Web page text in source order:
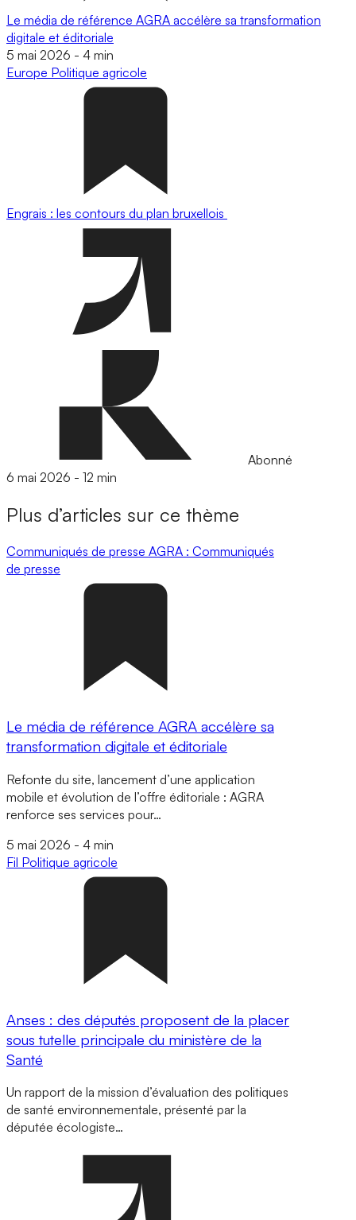
Le média de référence AGRA accélère sa transformation
digitale et éditoriale
5 mai 2026 - 4 min
Europe Politique agricole
Engrais : les contours du plan bruxellois
Abonné
6 mai 2026 - 12 min
Plus d’articles sur ce thème
Communiqués de presse AGRA : Communiqués
de presse
Le média de référence AGRA accélère sa
transformation digitale et éditoriale
Refonte du site, lancement d’une application
mobile et évolution de l’offre éditoriale : AGRA
renforce ses services pour…
5 mai 2026 - 4 min
Fil Politique agricole
Anses : des députés proposent de la placer
sous tutelle principale du ministère de la
Santé
Un rapport de la mission d’évaluation des politiques
de santé environnementale, présenté par la
députée écologiste…